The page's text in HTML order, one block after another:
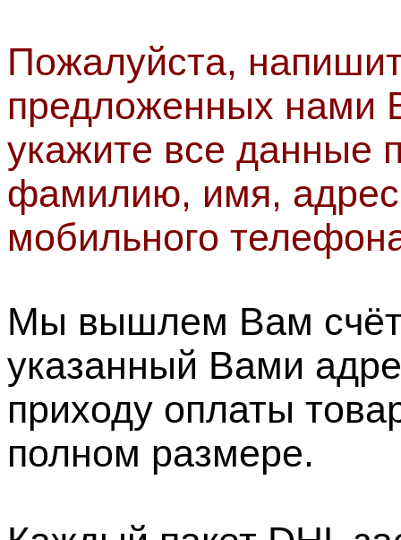
Пожалуйста,
предложенных нами
укажите все данные
фамилию, имя,
мобильного
Мы вышлем Вам счёт
указанный Вами
приходу оплаты
полном размере.